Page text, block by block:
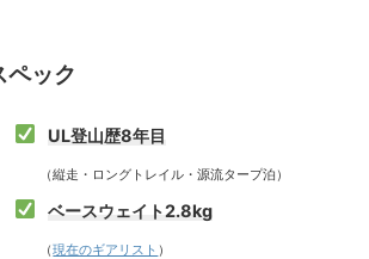
ペック
UL登山歴8年目
（縦走・ロングトレイル・源流タープ泊）
ベースウェイト2.8kg
（現在のギアリスト ）